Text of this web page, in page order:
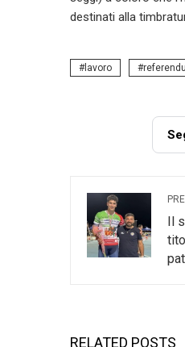
destinati alla
lavoro
Il
RELATED POSTS